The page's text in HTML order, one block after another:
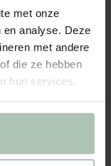
met onze
analyse. Deze
met andere
die ze hebben
hun services.
+ kleuropties